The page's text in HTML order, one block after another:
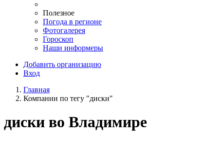
Полезное
Погода в регионе
Фотогалерея
Гороскоп
Наши информеры
Добавить организацию
Вход
Главная
Компании по тегу "диски"
диски во Владимире